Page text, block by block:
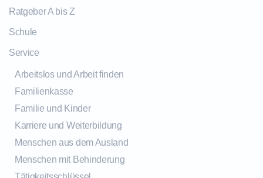
Ratgeber A bis Z
Schule
Service
Arbeitslos und Arbeit finden
Familienkasse
Familie und Kinder
Karriere und Weiterbildung
Menschen aus dem Ausland
Menschen mit Behinderung